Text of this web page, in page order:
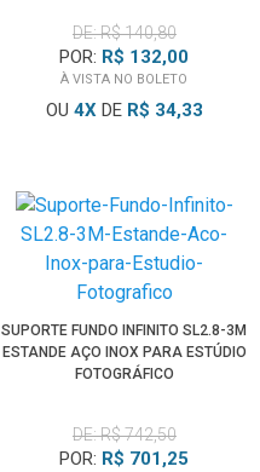
DE: R$ 140,80
POR: R$ 132,00
À VISTA NO BOLETO
OU 4XDE R$ 34,33
SUPORTE FUNDO INFINITO SL2.8-3M
ESTANDE AÇO INOX PARA ESTÚDIO
FOTOGRÁFICO
DE: R$ 742,50
POR: R$ 701,25